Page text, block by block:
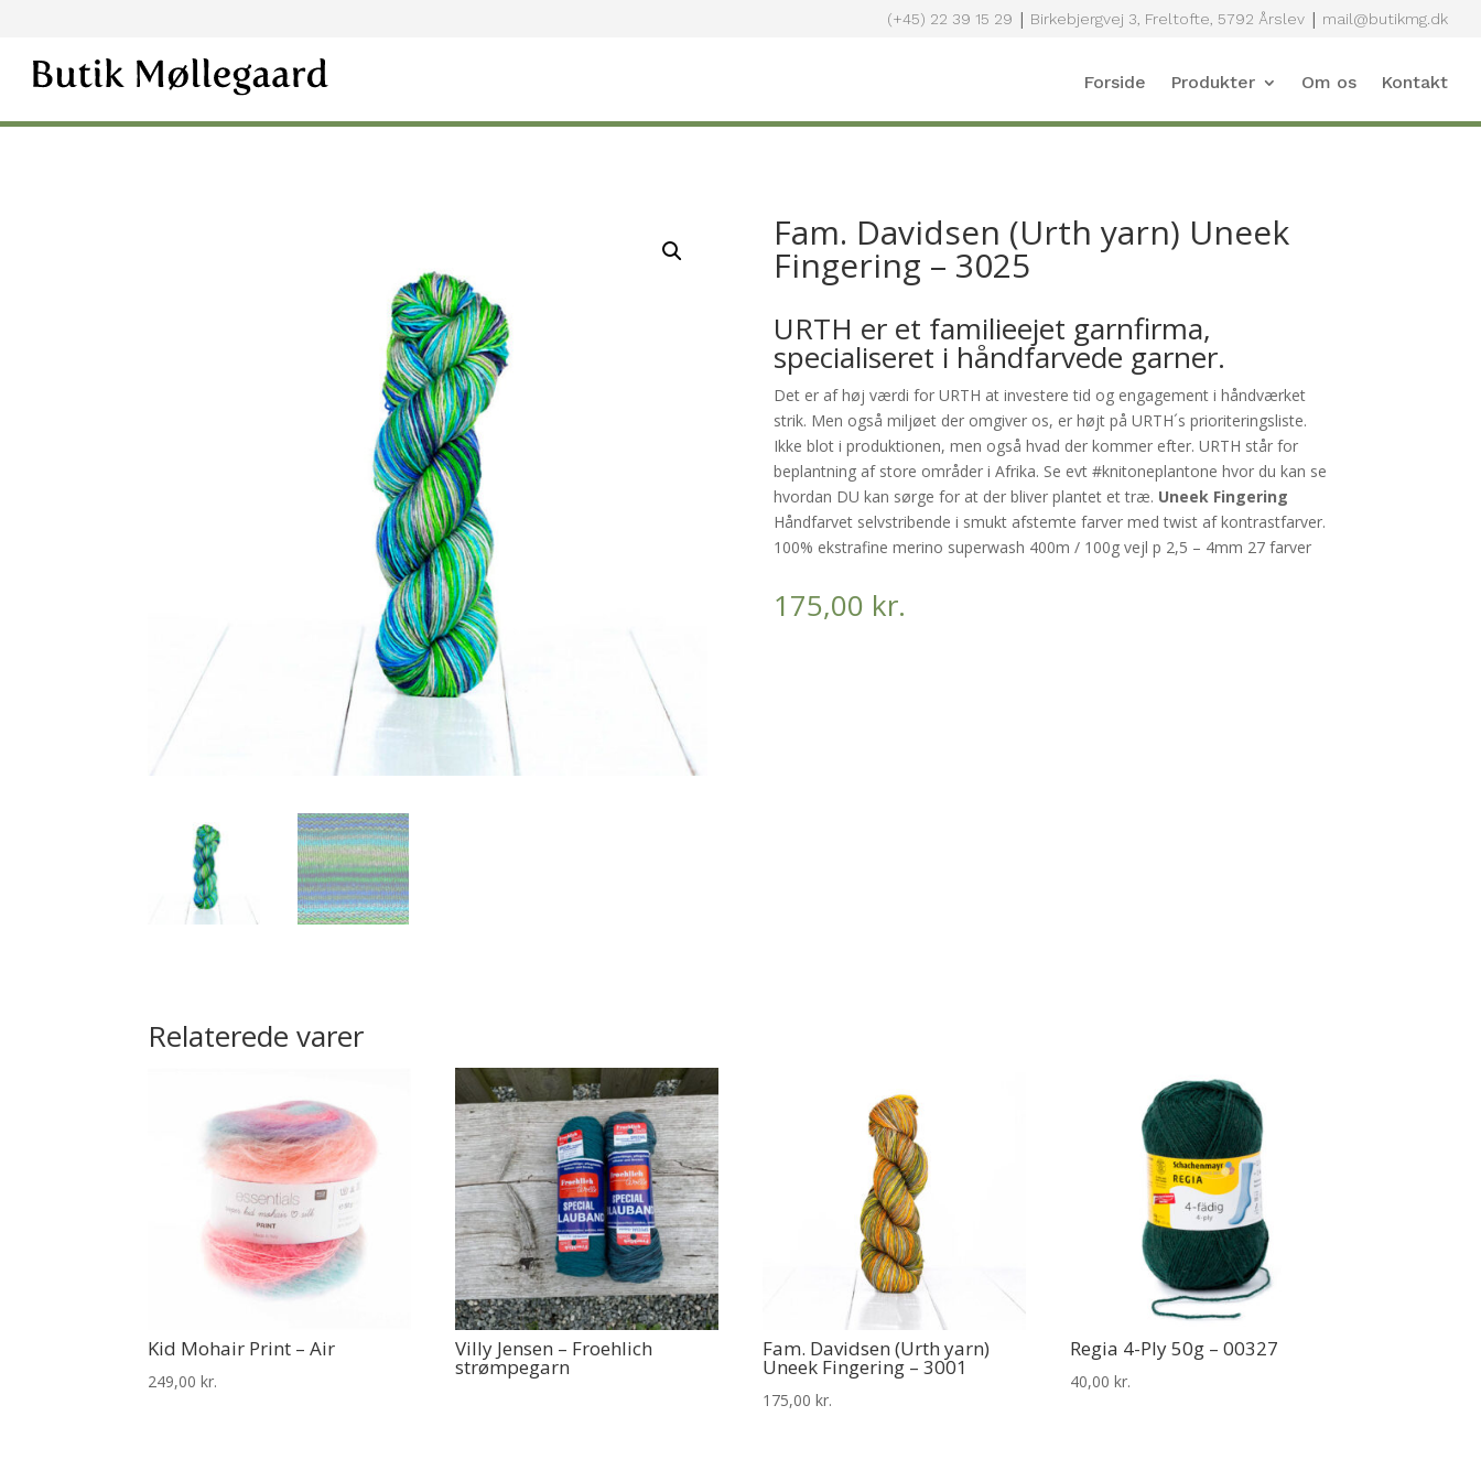
(+45) 22 39 15 29 | Birkebjergvej 3, Freltofte, 5792 Årslev| mail@butikmg.dk
Forside Produkter Om os Kontakt
Fam. Davidsen (Urth yarn) Uneek
Fingering – 3025
URTH er et familieejet garnfirma,
specialiseret i håndfarvede garner.
Det er af høj værdi for URTH at investere tid og engagement i håndværket
strik. Men også miljøet der omgiver os, er højt på URTH´s prioriteringsliste.
Ikke blot i produktionen, men også hvad der kommer efter. URTH står for
beplantning af store områder i Afrika. Se evt #knitoneplantone hvor du kan se
hvordan DU kan sørge for at der bliver plantet et træ. Uneek Fingering
Håndfarvet selvstribende i smukt afstemte farver med twist af kontrastfarver.
100% ekstrafine merino superwash 400m / 100g vejl p 2,5 – 4mm 27 farver
175,00 kr.
Relaterede varer
Kid Mohair Print – Air
249,00kr.
Villy Jensen – Froehlich
strømpegarn
Fam. Davidsen (Urth yarn)
Uneek Fingering – 3001
175,00kr.
Regia 4-Ply 50g – 00327
40,00kr.